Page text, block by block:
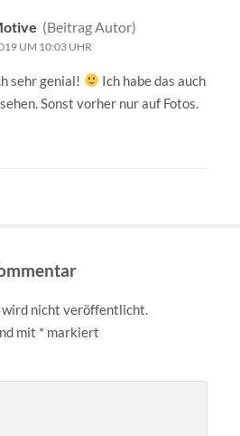
(Beitrag Autor)
UM 10:03 UHR
sehr genial!
Ich habe das auch
Sonst vorher nur auf Fotos.
nicht veröffentlicht.
mit * markiert